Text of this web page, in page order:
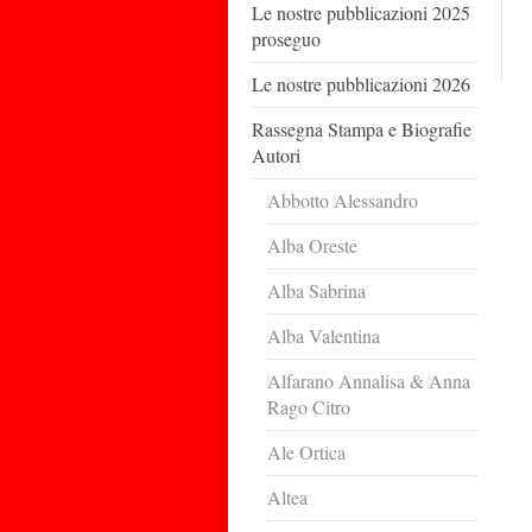
Le nostre pubblicazioni 2025
proseguo
Le nostre pubblicazioni 2026
Rassegna Stampa e Biografie
Autori
Abbotto Alessandro
Alba Oreste
Alba Sabrina
Alba Valentina
Alfarano Annalisa & Anna
Rago Citro
Ale Ortica
Altea